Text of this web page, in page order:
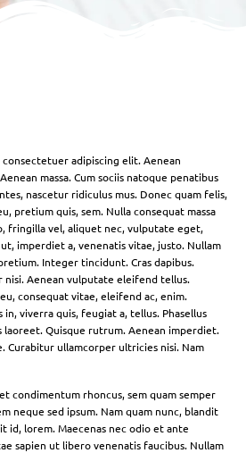
adipiscing elit. Aenean
massa. Cum sociis natoque penatibus
nascetur ridiculus mus. Donec quam felis,
pretium quis, sem. Nulla consequat massa
fringilla vel, aliquet nec, vulputate eget,
imperdiet a, venenatis vitae, justo. Nullam
Integer tincidunt. Cras dapibus.
nisi. Aenean vulputate eleifend tellus.
consequat vitae, eleifend ac, enim.
viverra quis, feugiat a, tellus. Phasellus
laoreet. Quisque rutrum. Aenean imperdiet.
Curabitur ullamcorper ultricies nisi. Nam
condimentum rhoncus, sem quam semper
neque sed ipsum. Nam quam nunc, blandit
id, lorem. Maecenas nec odio et ante
sapien ut libero venenatis faucibus. Nullam